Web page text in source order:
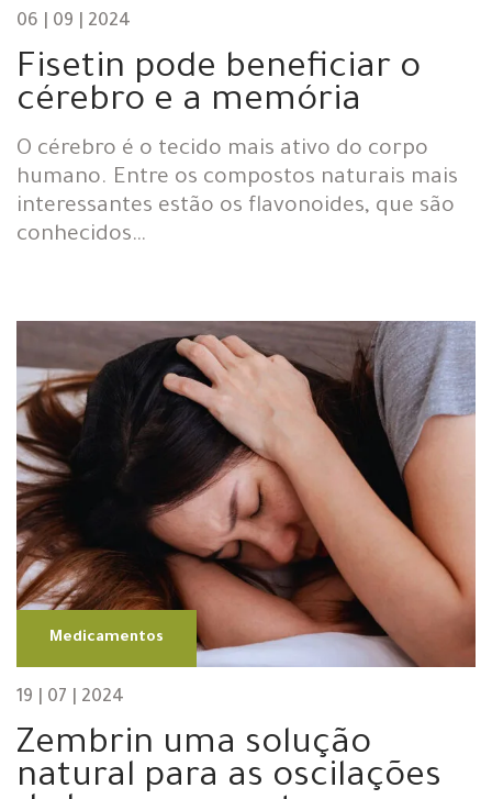
06 | 09 | 2024
Fisetin pode beneficiar o
cérebro e a memória
O cérebro é o tecido mais ativo do corpo
humano. Entre os compostos naturais mais
interessantes estão os flavonoides, que são
conhecidos…
Medicamentos
19 | 07 | 2024
Zembrin uma solução
natural para as oscilações